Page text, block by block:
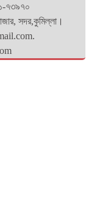
৭৩৯৭০
সদর,কুমিল্লা।